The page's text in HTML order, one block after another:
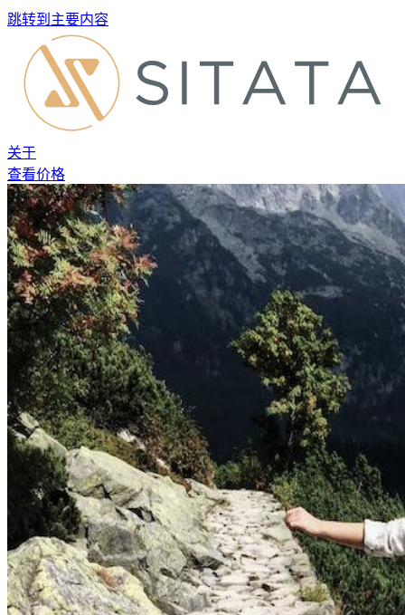
跳转到主要内容
关于
查看价格